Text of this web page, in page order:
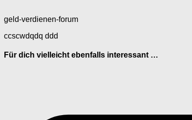
geld-verdienen-forum
ccscwdqdq ddd
Für dich vielleicht ebenfalls interessant …